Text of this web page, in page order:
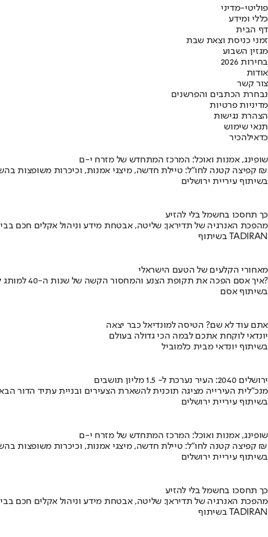
פוליטי-מדיני
כללי ומידע
דף הבית
זמני כניסת וצאת שבת
מגזין השבוע
בחירות 2026
אודות
צור קשר
נבחרת הכתבים והפרשנים
מדיניות פרטיות
הצהרת נגישות
תנאי שימוש
כדאילהכיר
שופינג, אמנות ואוכל: המרכז המתחדש של מזרח י-ם
קפיצה קטנה לחו"ל: טיילת חדשה, מיצגי אמנות, וכיכרות משופצות בהשקעה של 100 מיליון ₪
בשיתוף עיריית ירושלים
כך תחסכו בחשמל בלי להזיע
מהפכת האנרגיה של תדיראן: שליטה, אבטחת מידע וניהול אקלים חכם
בשיתוף TADIRAN
מאחורי הקלעים של הטעם הישראלי
איך אסם הפכה את תקופת הצנע והמחסור הקשה של שנות ה-40 למותג לאומי?
בשיתוף אסם
אתם עוד לא שם? הטיסה למונדיאל כבר יצאה
יונדאי לוקחת אתכם לבמה הכי גדולה בעולם
בשיתוף יונדאי מבית כלמוביל
ירושלים 2040: העיר נערכת ל- 1.5 מליון תושבים
מנכ"לית העירייה מציגה תוכנית להשארת הצעירים ובניית עתיד הדור
בשיתוף עיריית ירושלים
שופינג, אמנות ואוכל: המרכז המתחדש של מזרח י-ם
קפיצה קטנה לחו"ל: טיילת חדשה, מיצגי אמנות, וכיכרות משופצות בהשקעה של 100 מיליון ₪
בשיתוף עיריית ירושלים
כך תחסכו בחשמל בלי להזיע
מהפכת האנרגיה של תדיראן: שליטה, אבטחת מידע וניהול אקלים חכם
בשיתוף TADIRAN